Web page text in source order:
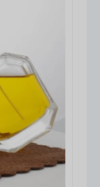
ее
офисов
и [...]...